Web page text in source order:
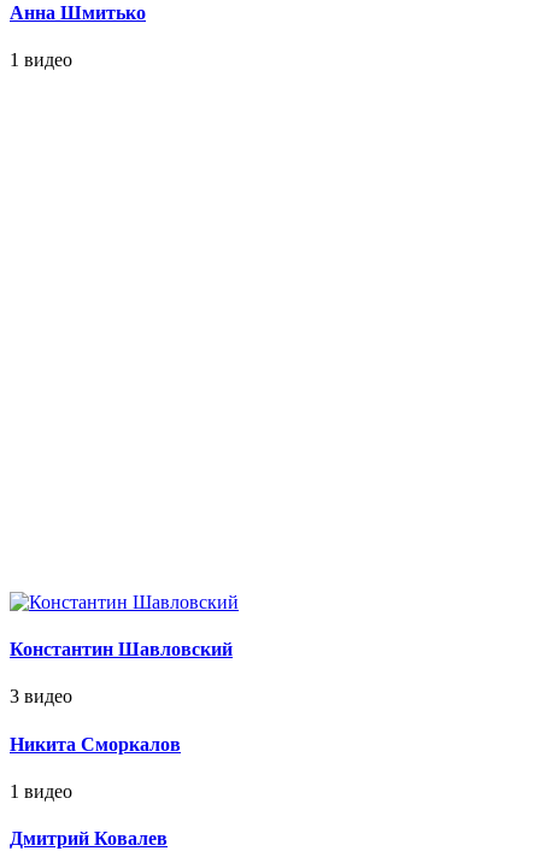
Анна Шмитько
1 видео
Константин Шавловский
3 видео
Никита Сморкалов
1 видео
Дмитрий Ковалев